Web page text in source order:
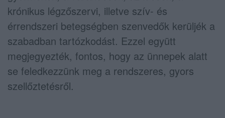
krónikus légzőszervi, illetve szív- és
érrendszeri betegségben szenvedők kerüljék a
szabadban tartózkodást. Ezzel együtt
megjegyezték, fontos, hogy az ünnepek alatt
se feledkezzünk meg a rendszeres, gyors
szellőztetésről.